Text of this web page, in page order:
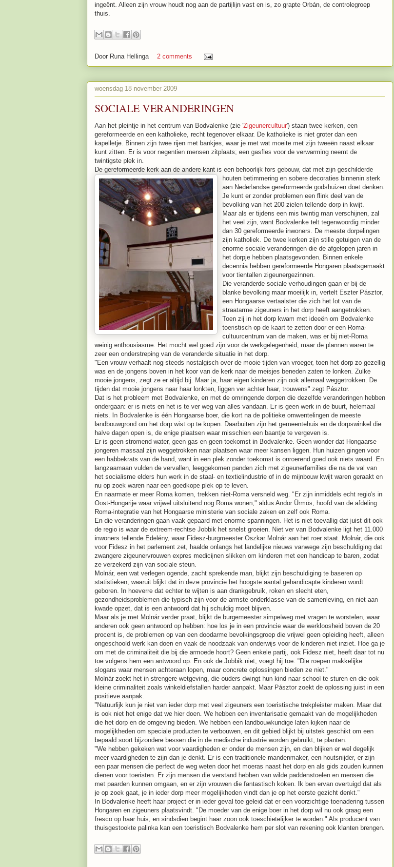
ingeënt. Alleen zijn vrouw houdt nog aan de partijlijn vast en is, zo grapte Orbán, de controlegroep
thuis.
Door Runa Hellinga 2 comments
woensdag 18 november 2009
SOCIALE VERANDERINGEN
Aan het pleintje in het centrum van Bodvalenke (zie 'Zigeunercultuur') staan twee kerken, een
gereformeerde en een katholieke, recht tegenover elkaar. De katholieke is niet groter dan een
kapelletje. Binnen zijn twee rijen met bankjes, waar je met wat moeite met zijn tweeën naast elkaar
kunt zitten. Er is voor negentien mensen zitplaats; een gasfles voor de verwarming neemt de
twintigste plek in.
De gereformeerde kerk aan de andere kant is een behoorlijk fors gebouw, dat met zijn geschilderde
houten betimmering en sobere decoraties binnenin sterk
aan Nederlandse gereformeerde godshuizen doet denken.
Je kunt er zonder problemen een flink deel van de
bevolking van het 200 zielen tellende dorp in kwijt.
Maar als er tijdens een mis twintig man verschijnen, zal
het veel zijn, want Bodvalenke telt tegenwoordig minder
dan 30 gereformeerde inwoners. De meeste dorpelingen
zijn katholiek. De twee kerken zijn stille getuigen van de
enorme sociale veranderingen die de afgelopen jaren in
het dorpje hebben plaatsgevonden. Binnen enkele
decennia hebben gereformeerde Hongaren plaatsgemaakt
voor tientallen zigeunergezinnen.
Die veranderde sociale verhoudingen gaan er bij de
blanke bevolking maar moeilijk in, vertelt Eszter Pásztor,
een Hongaarse vertaalster die zich het lot van de
straatarme zigeuners in het dorp heeft aangetrokken.
Toen zij in het dorp kwam met ideeën om Bodvalenke
toeristisch op de kaart te zetten door er een Roma-
cultuurcentrum van de maken, was er bij niet-Roma
weinig enthousiasme. Het mocht wel goed zijn voor de werkgelegenheid, maar de plannen waren te
zeer een onderstreping van de veranderde situatie in het dorp.
"Een vrouw verhaalt nog steeds nostalgisch over de mooie tijden van vroeger, toen het dorp zo gezellig
was en de jongens boven in het koor van de kerk naar de meisjes beneden zaten te lonken. Zulke
mooie jongens, zegt ze er altijd bij. Maar ja, haar eigen kinderen zijn ook allemaal weggetrokken. De
tijden dat mooie jongens naar haar lonkten, liggen ver achter haar, trouwens" zegt Pásztor.
Dat is het probleem met Bodvalenke, en met de omringende dorpen die dezelfde veranderingen hebben
ondergaan: er is niets en het is te ver weg van alles vandaan. Er is geen werk in de buurt, helemaal
niets. In Bodvalenke is één Hongaarse boer, die kort na de politieke omwentelingen de meeste
landbouwgrond om het dorp wist op te kopen. Daarbuiten zijn het gemeentehuis en de dorpswinkel die
halve dagen open is, de enige plaatsen waar misschien een baantje te vergeven is.
Er is geen stromend water, geen gas en geen toekomst in Bodvalenke. Geen wonder dat Hongaarse
jongeren massaal zijn weggetrokken naar plaatsen waar meer kansen liggen. Hun huizen gingen voor
een habbekrats van de hand, want in een plek zonder toekomst is onroerend goed ook niets waard. En
langzaamaan vulden de vervallen, leeggekomen panden zich met zigeunerfamilies die na de val van
het socialisme elders hun werk in de staal- en textielindustrie of in de mijnbouw kwijt waren geraakt en
nu op zoek waren naar een goedkope plek op te leven.
En naarmate er meer Roma komen, trekken niet-Roma versneld weg. "Er zijn inmiddels echt regio's in
Oost-Hongarije waar vrijwel uitsluitend nog Roma wonen," aldus Andor Ürmös, hoofd van de afdeling
Roma-integratie van het Hongaarse ministerie van sociale zaken en zelf ook Roma.
En die veranderingen gaan vaak gepaard met enorme spanningen. Het is niet toevallig dat juist dit ook
de regio is waar de extreem-rechtse Jobbik het snelst groeien. Niet ver van Bodvalenke ligt het 11.000
inwoners tellende Edelény, waar Fidesz-burgmeester Oszkar Molnár aan het roer staat. Molnár, die ook
voor Fidesz in het parlement zet, haalde onlangs het landelijke nieuws vanwege zijn beschuldiging dat
zwangere zigeunervrouwen expres medicijnen slikken om kinderen met een handicap te baren, zodat
ze verzekerd zijn van sociale steun.
Molnár, een wat verlegen ogende, zacht sprekende man, blijkt zijn beschuldiging te baseren op
statistieken, waaruit blijkt dat in deze provincie het hoogste aantal gehandicapte kinderen wordt
geboren. In hoeverre dat echter te wijten is aan drankgebruik, roken en slecht eten,
gezondheidsproblemen die typisch zijn voor de armste onderklasse van de samenleving, en niet aan
kwade opzet, dat is een antwoord dat hij schuldig moet blijven.
Maar als je met Molnár verder praat, blijkt de burgemeester simpelweg met vragen te worstelen, waar
anderen ook geen antwoord op hebben: hoe los je in een provincie waar de werkloosheid boven de 20
procent is, de problemen op van een doodarme bevolkingsgroep die vrijwel geen opleiding heeft, alleen
ongeschoold werk kan doen en vaak de noodzaak van onderwijs voor de kinderen niet inziet. Hoe ga je
om met de criminaliteit die bij die armoede hoort? Geen enkele partij, ook Fidesz niet, heeft daar tot nu
toe volgens hem een antwoord op. En ook de Jobbik niet, voegt hij toe: "Die roepen makkelijke
slogans waar mensen achteraan lopen, maar concrete oplossingen bieden ze niet."
Molnár zoekt het in strengere wetgeving, die ouders dwingt hun kind naar school te sturen en die ook
kleine criminaliteit zoals winkeldiefstallen harder aanpakt. Maar Pásztor zoekt de oplossing juist in een
positieve aanpak.
"Natuurlijk kun je niet van ieder dorp met veel zigeuners een toeristische trekpleister maken. Maar dat
is ook niet het enige dat we hier doen. We hebben een inventarisatie gemaakt van de mogelijkheden
die het dorp en de omgeving bieden. We hebben een landbouwkundige laten kijken naar de
mogelijkheden om speciale producten te verbouwen, en dit gebied blijkt bij uitstek geschikt om een
bepaald soort bijzondere bessen die in de medische industrie worden gebruikt, te planten.
"We hebben gekeken wat voor vaardigheden er onder de mensen zijn, en dan blijken er wel degelijk
meer vaardigheden te zijn dan je denkt. Er is een traditionele mandenmaker, een houtsnijder, er zijn
een paar mensen die perfect de weg weten door het moeras naast het dorp en als gids zouden kunnen
dienen voor toeristen. Er zijn mensen die verstand hebben van wilde paddenstoelen en mensen die
met paarden kunnen omgaan, en er zijn vrouwen die fantastisch koken. Ik ben ervan overtuigd dat als
je op zoek gaat, je in ieder dorp meer mogelijkheden vindt dan je op het eerste gezicht denkt."
In Bodvalenke heeft haar project er in ieder geval toe geleid dat er een voorzichtige toenadering tussen
Hongaren en zigeuners plaatsvindt. "De moeder van de enige boer in het dorp wil nu ook graag een
fresco op haar huis, en sindsdien begint haar zoon ook toeschietelijker te worden." Als producent van
thuisgestookte palinka kan een toeristisch Bodvalenke hem per slot van rekening ook klanten brengen.